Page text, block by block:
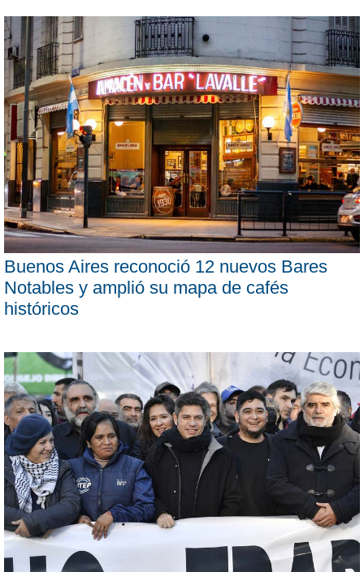
Buenos Aires reconoció 12 nuevos Bares
Notables y amplió su mapa de cafés
históricos